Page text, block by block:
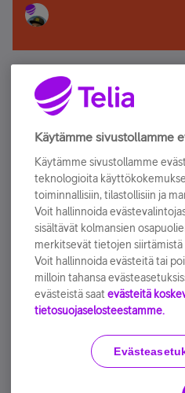
Älä jää paitsi –
Tilaa Telian uutiskirje ja olet
sähköpostiisi.
Tilaa nyt
Käyttöehdot
Käytämme sivustollamme
Käytämme sivustollamme
teknologioita
toiminnallisiin, tilastollisiin ja
Voit hallinnoida
sisältävät kolmansien
merkitsevät tietojen siirtämistä
Voit hallinnoida evästeitä tai
milloin tahansa
evästeistä saat evästeitä
tietosuojaselosteestamme.